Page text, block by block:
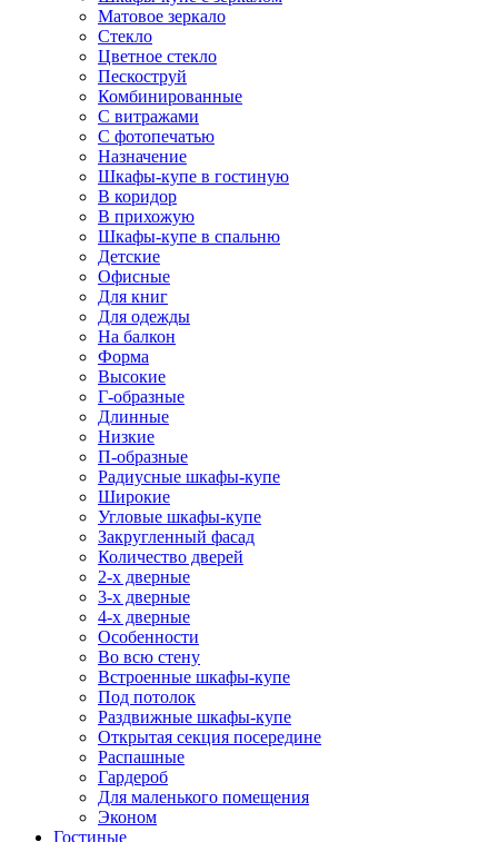
Матовое зеркало
Стекло
Цветное стекло
Пескоструй
Комбинированные
С витражами
С фотопечатью
Назначение
Шкафы-купе в гостиную
В коридор
В прихожую
Шкафы-купе в спальню
Детские
Офисные
Для книг
Для одежды
На балкон
Форма
Высокие
Г-образные
Длинные
Низкие
П-образные
Радиусные шкафы-купе
Широкие
Угловые шкафы-купе
Закругленный фасад
Количество дверей
2-х дверные
3-х дверные
4-х дверные
Особенности
Во всю стену
Встроенные шкафы-купе
Под потолок
Раздвижные шкафы-купе
Открытая секция посередине
Распашные
Гардероб
Для маленького помещения
Эконом
Гостиные